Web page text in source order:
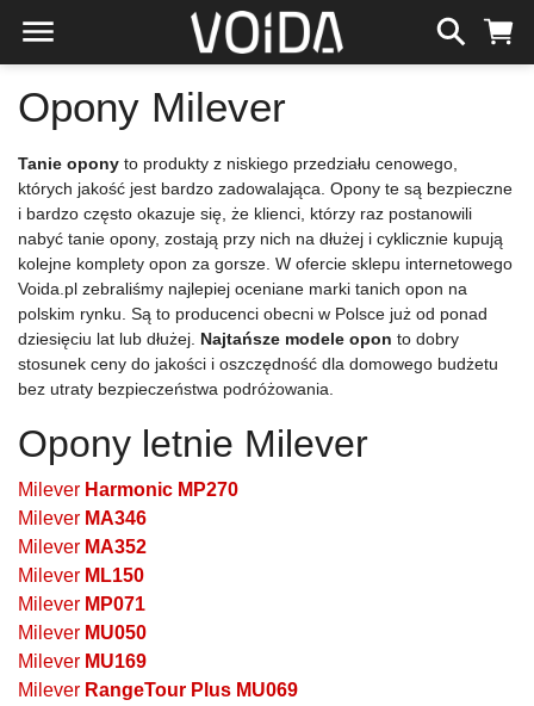
Opony Milever
Tanie opony to produkty z niskiego przedziału cenowego,
których jakość jest bardzo zadowalająca. Opony te są bezpieczne
i bardzo często okazuje się, że klienci, którzy raz postanowili
nabyć tanie opony, zostają przy nich na dłużej i cyklicznie kupują
kolejne komplety opon za gorsze. W ofercie sklepu internetowego
Voida.pl zebraliśmy najlepiej oceniane marki tanich opon na
polskim rynku. Są to producenci obecni w Polsce już od ponad
dziesięciu lat lub dłużej. Najtańsze modele opon to dobry
stosunek ceny do jakości i oszczędność dla domowego budżetu
bez utraty bezpieczeństwa podróżowania.
Opony letnie Milever
Milever Harmonic MP270
Milever MA346
Milever MA352
Milever ML150
Milever MP071
Milever MU050
Milever MU169
Milever RangeTour Plus MU069